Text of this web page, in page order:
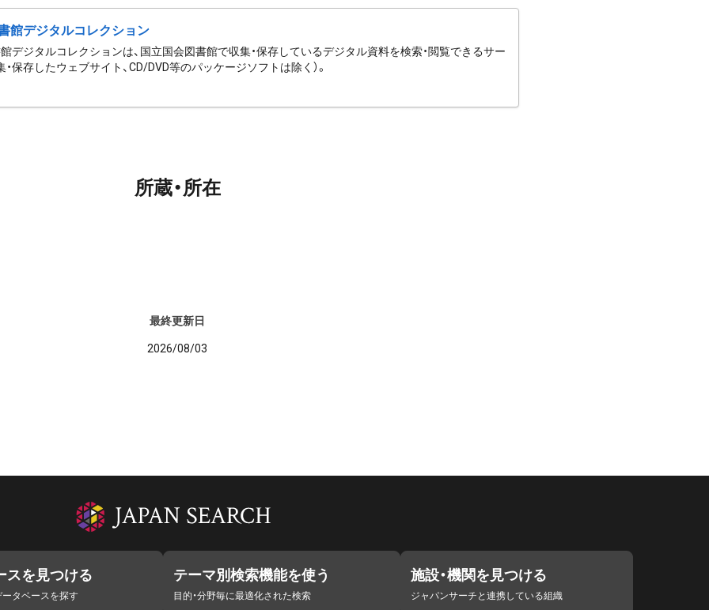
館デジタルコレクション
デジタルコレクションは、国立国会図書館で収集・保存しているデジタル資料を検索・閲覧できるサー
・保存したウェブサイト、CD/DVD等のパッケージソフトは除く）。
所蔵・所在
最終更新日
2026/08/03
スを見つける
タベースを探す
テーマ別検索機能を使う
目的・分野毎に最適化された検索
施設・機関を見つける
ジャパンサーチと連携している組織